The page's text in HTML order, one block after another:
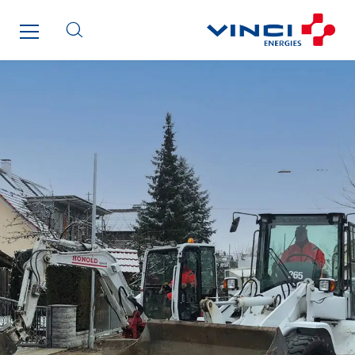
Sarrasola
SDEL Grand Ouest
SDEL Navis
SDEL Rouergue
SDEL Savoie Léman
SDEL Tertiaire
SDEL Transport
SDEL Transport Services
Sedam
SEDD